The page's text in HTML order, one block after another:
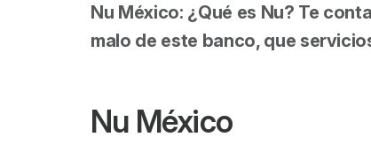
Nu México: ¿Qué es Nu? Te
malo de este banco, que
Nu México